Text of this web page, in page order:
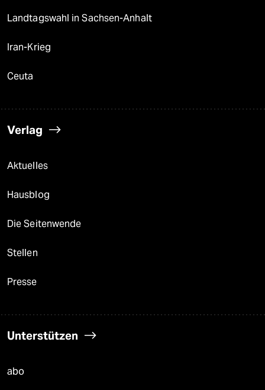
Landtagswahl in Sachsen-Anhalt
Iran-Krieg
Ceuta
Verlag
Aktuelles
Hausblog
Die Seitenwende
Stellen
Presse
Unterstützen
abo